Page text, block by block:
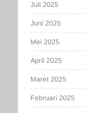
Juli 2025
Juni 2025
Mei 2025
April 2025
Maret 2025
Februari 2025